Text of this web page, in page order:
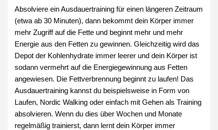
Absolviere ein Ausdauertraining für einen längeren Zeitraum
(etwa ab 30 Minuten), dann bekommt dein Körper immer
mehr Zugriff auf die Fette und beginnt mehr und mehr
Energie aus den Fetten zu gewinnen. Gleichzeitig wird das
Depot der Kohlenhydrate immer leerer und dein Körper ist
sodann vermehrt auf die Energiegewinnung aus Fetten
angewiesen. Die Fettverbrennung beginnt zu laufen! Das
Ausdauertraining kannst du beispielsweise in Form von
Laufen, Nordic Walking oder einfach mit Gehen als Training
absolvieren. Wenn du dies über Wochen und Monate
regelmäßig trainierst, dann lernt dein Körper immer